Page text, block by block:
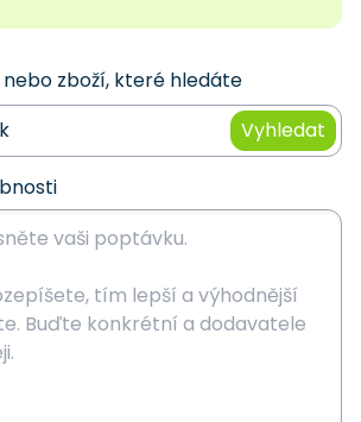
nebo zboží, které hledáte
Vyhledat